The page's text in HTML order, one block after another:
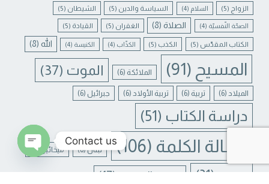
الزواج (5) السلام (4) السياسة والدين (5) الشيطان (5)
الصحّة النّفسيّة (4) الصلاة(8) الغفران (5) القيادة (5)
الكتاب المقدّس (5) الكذب (5) الكذّاب (4) الكنيسة (4) الله (8)
المسيح (91) الملائكة (6) الموت (37)
الميلاد (6) تربية (6) تربية الأولاد (6) جبرائيل (6)
دراسة الكتاب (51)
رسالة الكلمة (106) لبنان(6) ميخائيل(6)
(31) يسوع المسيح (17)
Contact us